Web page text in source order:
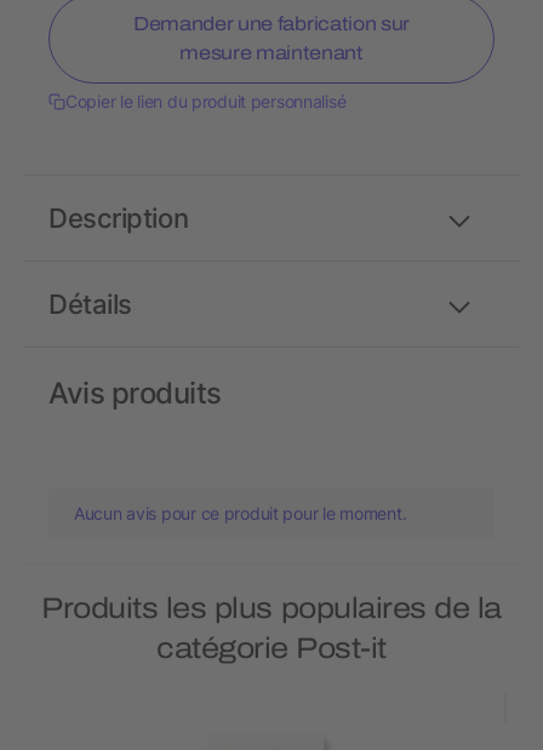
Demander une fabrication sur
mesure maintenant
Copier le lien du produit personnalisé
Détails
Description
Avis produits
Aucun avis pour ce produit pour le moment.
Produits les plus populaires de la
catégorie Post-it